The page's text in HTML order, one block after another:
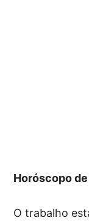
Horóscopo
O trabalho